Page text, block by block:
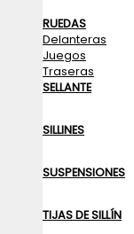
RUEDAS
Delanteras
Juegos
Traseras
SELLANTE
SILLINES
SUSPENSIONES
TIJAS DE SILLÍN